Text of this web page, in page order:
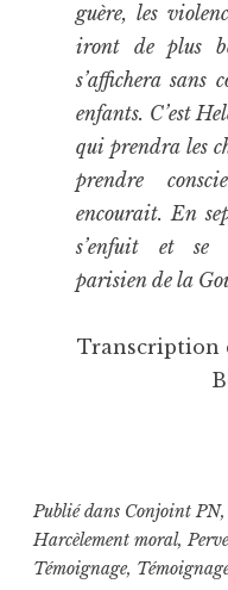
guère, les
iront de plus
s’affichera sans
enfants. C’est
qui prendra les
prendre
encourait. En
s’enfuit et se
parisien de la
Transcription
Publié dans Conjoint PN
Harcèlement moral,
Témoignage,